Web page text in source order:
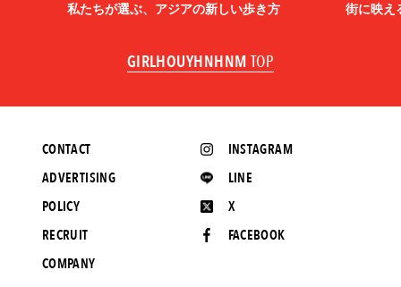
私たちが選ぶ、アジアの新しい歩き方 街に映え
GIRLHOUYHNHNM TOP
INSTAGRAM
LINE
X
FACEBOOK
CONTACT
ADVERTISING
POLICY
RECRUIT
COMPANY